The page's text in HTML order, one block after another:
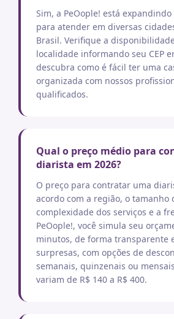
Sim, a PeOople! está
para atender em diversas
Brasil. Verifique a
localidade informando seu CEP
descubra como é fácil ter uma
organizada com nossos
qualificados.
Qual o preço médio para
diarista em 2026?
O preço para contratar uma
acordo com a região, o tamanho
complexidade dos serviços e a
PeOople!, você simula seu
minutos, de forma transparente
surpresas, com opções de
semanais, quinzenais ou
variam de R$ 140 a R$ 400.